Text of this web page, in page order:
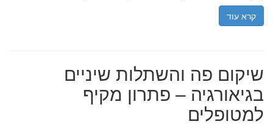
קרא עוד
שיקום פה והשתלות שיניים
בגיאורגיה – פתרון מקיף
למטופלים